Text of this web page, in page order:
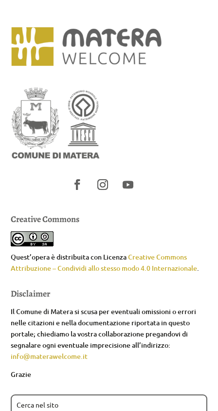
Creative Commons
Quest’opera è distribuita con LicenzaCreative Commons
Attribuzione – Condividi allo stesso modo 4.0 Internazionale
Disclaimer
Il Comune di Matera si scusa per eventuali omissioni o errori
nelle citazioni e nella documentazione riportata in questo
portale; chiediamo la vostra collaborazione pregandovi di
segnalare ogni eventuale imprecisione all’indirizzo:
info@materawelcome.it
Grazie